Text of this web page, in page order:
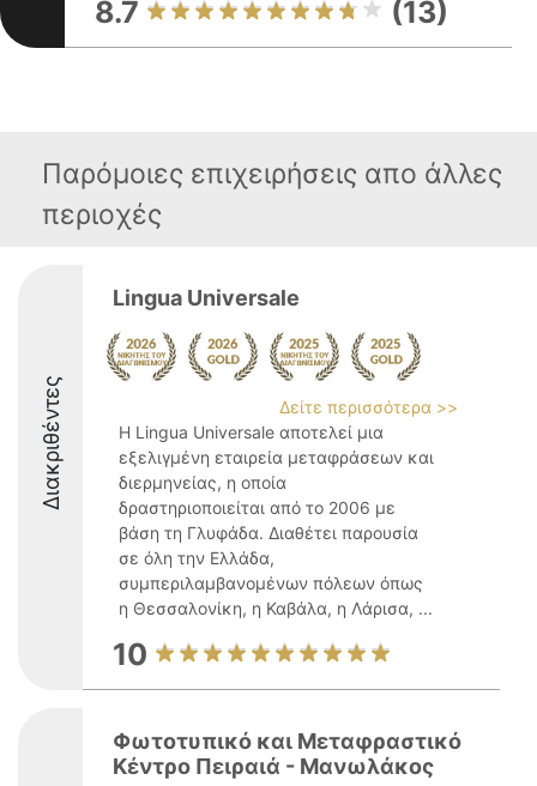
8.7 (13)
Παρόμοιες επιχειρήσεις απο άλλες
περιοχές
Διακριθέντες
Lingua Universale
Δείτε περισσότερα >>
Η Lingua Universale αποτελεί μια
εξελιγμένη εταιρεία μεταφράσεων και
διερμηνείας, η οποία
δραστηριοποιείται από το 2006 με
βάση τη Γλυφάδα. Διαθέτει παρουσία
σε όλη την Ελλάδα,
συμπεριλαμβανομένων πόλεων όπως
η Θεσσαλονίκη, η Καβάλα, η Λάρισα, ...
10
Φωτοτυπικό και Μεταφραστικό
Κέντρο Πειραιά - Μανωλάκος